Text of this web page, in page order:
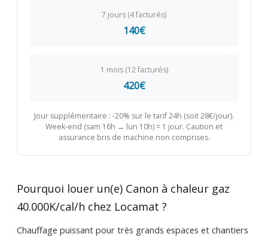
7 jours (4 facturés)
140€
1 mois (12 facturés)
420€
Jour supplémentaire : -20% sur le tarif 24h (soit 28€/jour).
Week-end (sam 16h → lun 10h) = 1 jour. Caution et
assurance bris de machine non comprises.
Pourquoi louer un(e) Canon à chaleur gaz
40.000K/cal/h chez Locamat ?
Chauffage puissant pour très grands espaces et chantiers